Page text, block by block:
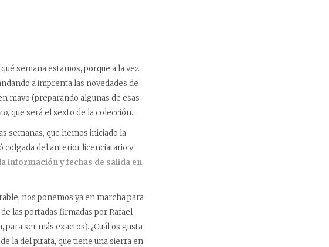
semana estamos, porque a la vez
a imprenta las novedades de
mayo (preparando algunas de esas
, que será el sexto de la colección.
semanas, que hemos iniciado la
colgada del anterior licenciatario y
información y fechas de salida en
nos ponemos ya en marcha para
las portadas firmadas por Rafael
ser más exactos). ¿Cuál os gusta
la del pirata, que tiene una sierra en